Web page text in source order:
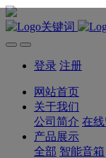
登录 注册
网站首页
关于我们
公司简介 在
产品展示
全部 智能音箱